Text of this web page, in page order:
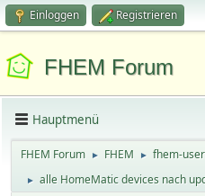
Einloggen Registrieren
FHEM Forum
Hauptmenü
FHEM Forum ► FHEM ► fhem-
► alle HomeMatic devices nach